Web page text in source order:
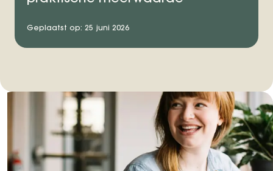
Geplaatst op: 25 juni 2026